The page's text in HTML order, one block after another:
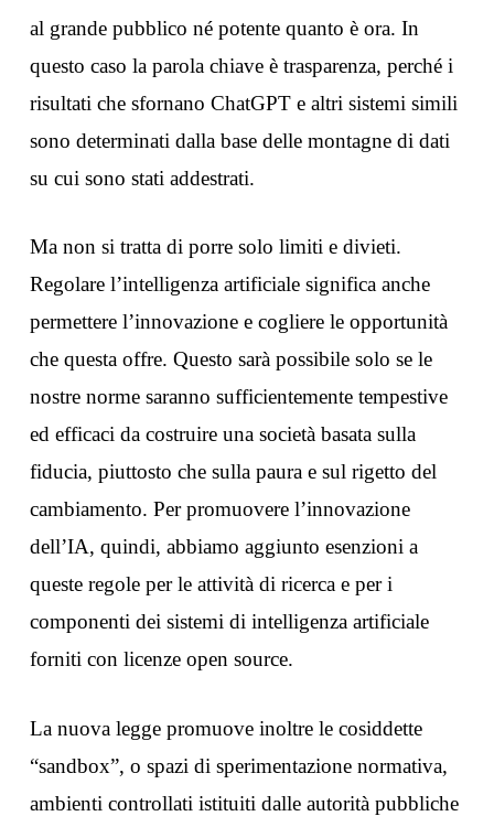
al grande pubblico né potente quanto è ora. In
questo caso la parola chiave è trasparenza, perché i
risultati che sfornano ChatGPT e altri sistemi simili
sono determinati dalla base delle montagne di dati
su cui sono stati addestrati.
Ma non si tratta di porre solo limiti e divieti.
Regolare l’intelligenza artificiale significa anche
permettere l’innovazione e cogliere le opportunità
che questa offre. Questo sarà possibile solo se le
nostre norme saranno sufficientemente tempestive
ed efficaci da costruire una società basata sulla
fiducia, piuttosto che sulla paura e sul rigetto del
cambiamento. Per promuovere l’innovazione
dell’IA, quindi, abbiamo aggiunto esenzioni a
queste regole per le attività di ricerca e per i
componenti dei sistemi di intelligenza artificiale
forniti con licenze open source.
La nuova legge promuove inoltre le cosiddette
“sandbox”, o spazi di sperimentazione normativa,
ambienti controllati istituiti dalle autorità pubbliche